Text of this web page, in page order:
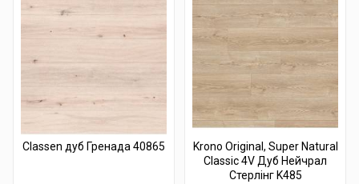
Classen дуб Гренада 40865
Krono Original, Super Natural
Classic 4V Дуб Нейчрал
Стерлінг K485